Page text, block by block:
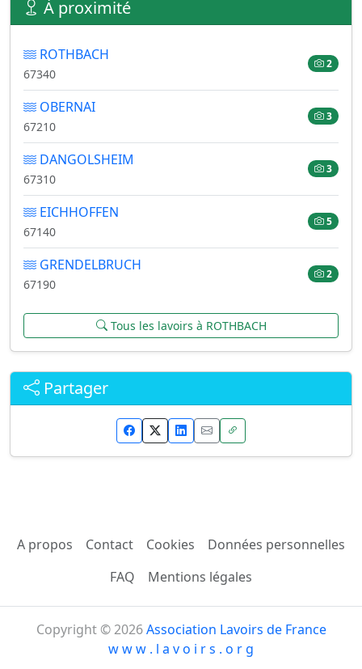
À proximité
ROTHBACH
67340
2
OBERNAI
67210
3
DANGOLSHEIM
67310
3
EICHHOFFEN
67140
5
GRENDELBRUCH
67190
2
Tous les lavoirs à ROTHBACH
Partager
A propos Contact Cookies
Données personnelles
FAQ
Mentions légales
Copyright © 2026Association Lavoirs de France
w w w . l a v o i r s . o r g